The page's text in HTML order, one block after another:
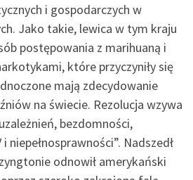
i gospodarczych w
Jako takie, lewica w tym kraju
postępowania z marihuaną i
które przyczyniły się
mają zdecydowanie
na świecie. Rezolucja wzywa
bezdomności,
niepełnosprawności”. Nadszedł
odnowił amerykański